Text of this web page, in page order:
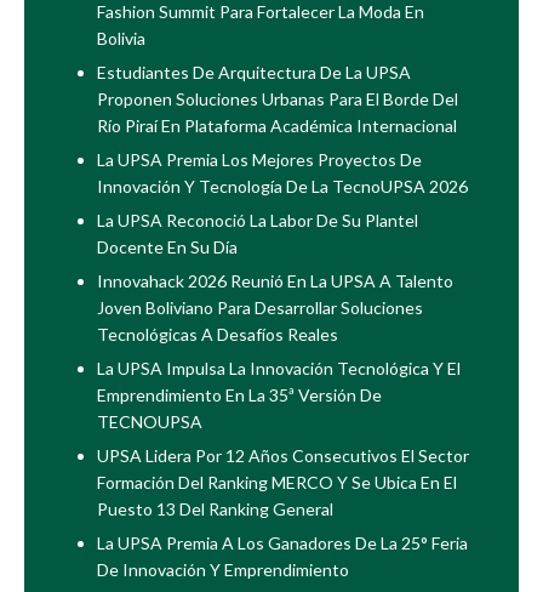
Fashion Summit Para Fortalecer La Moda En
Bolivia
Estudiantes De Arquitectura De La UPSA
Proponen Soluciones Urbanas Para El Borde Del
Río Piraí En Plataforma Académica Internacional
La UPSA Premia Los Mejores Proyectos De
Innovación Y Tecnología De La TecnoUPSA 2026
La UPSA Reconoció La Labor De Su Plantel
Docente En Su Día
Innovahack 2026 Reunió En La UPSA A Talento
Joven Boliviano Para Desarrollar Soluciones
Tecnológicas A Desafíos Reales
La UPSA Impulsa La Innovación Tecnológica Y El
Emprendimiento En La 35ª Versión De
TECNOUPSA
UPSA Lidera Por 12 Años Consecutivos El Sector
Formación Del Ranking MERCO Y Se Ubica En El
Puesto 13 Del Ranking General
La UPSA Premia A Los Ganadores De La 25° Feria
De Innovación Y Emprendimiento